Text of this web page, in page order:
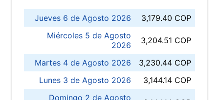
Jueves 6 de Agosto 2026
3,179.40 COP
Miércoles 5 de Agosto
2026
3,204.51 COP
Martes 4 de Agosto 2026
3,230.44 COP
Lunes 3 de Agosto 2026
3,144.14 COP
Domingo 2 de Agosto